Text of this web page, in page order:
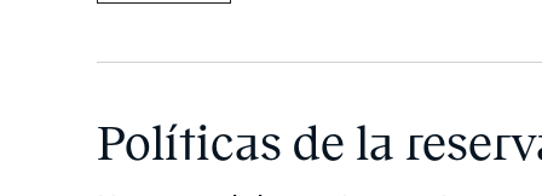
Políticas de la